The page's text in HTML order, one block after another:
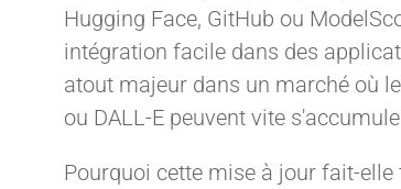
Hugging Face, GitHub ou
intégration facile dans des
atout majeur dans un marché où
ou DALL-E peuvent vite
Pourquoi cette mise à jour fait-elle